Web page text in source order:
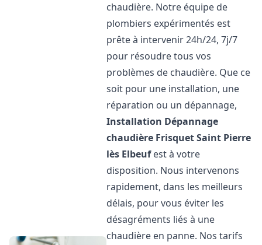
chaudière. Notre équipe de
plombiers expérimentés est
prête à intervenir 24h/24, 7j/7
pour résoudre tous vos
problèmes de chaudière. Que ce
soit pour une installation, une
réparation ou un dépannage,
Installation Dépannage
chaudière FrisquetSaint Pierre
lès Elbeufest à votre
disposition. Nous intervenons
rapidement, dans les meilleurs
délais, pour vous éviter les
désagréments liés à une
chaudière en panne. Nos tarifs